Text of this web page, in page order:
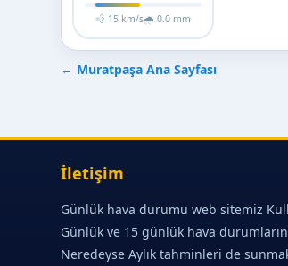
💨 15 km/s🌧 0.0 mm
← Muratpaşa Ana Sayfası
İletişim
Günlük hava durumu web sitemiz
Günlük ve 15 günlük hava
Neredeyse Aylık tahminleri de